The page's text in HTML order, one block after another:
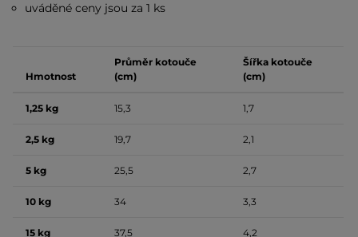
uváděné ceny jsou za 1 ks
Hmotnost
Průměr kotouče
(cm)
Šířka kotouče
(cm)
1,25 kg 15,3 1,7
2,5 kg 19,7 2,1
5 kg 25,5 2,7
10 kg 34 3,3
15 kg 37,5 4,2